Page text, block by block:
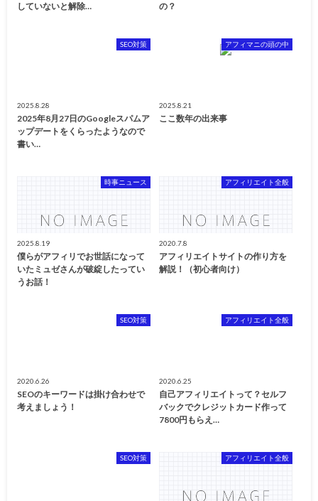
していないと解除…
の？
SEO対策
2025.8.28
2025年8月27日のGoogleスパムア
ップデートをくらったようなので
書い…
アフィマニの頭の中
2025.8.21
ここ数年の出来事
時事ニュース
2025.8.19
僕らがアフィリでお世話になって
いたミュゼさんが破綻したってい
うお話！
アフィリエイト全般
2020.7.8
アフィリエイトサイトの作り方を
解説！（初心者向け）
SEO対策
2020.6.26
SEOのキーワードは掛け合わせで
考えましょう！
アフィリエイト全般
2020.6.25
自己アフィリエイトって？セルフ
バックでクレジットカード作って
7800円もらえ…
SEO対策 アフィリエイト全般